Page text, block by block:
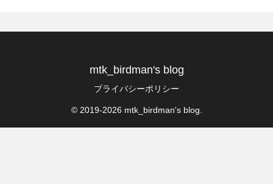
mtk_birdman's blog
プライバシーポリシー
© 2019-2026 mtk_birdman's blog.